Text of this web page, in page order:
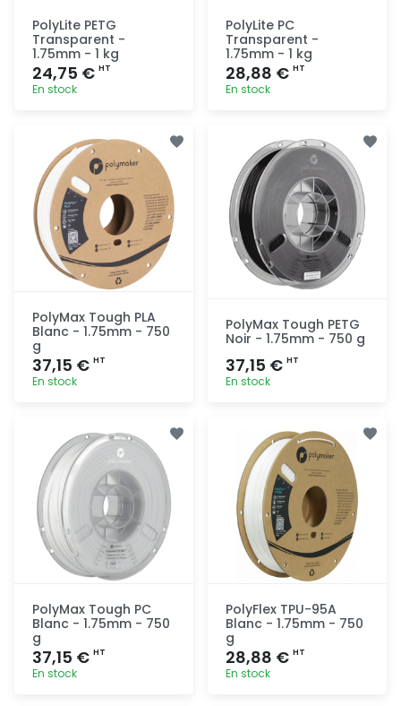
PolyLite PETG
Transparent -
1.75mm - 1 kg
24,75 € HT
En stock
rapide
PolyLite PC
Transparent -
1.75mm - 1 kg
28,88 € HT
En stock
rapide
PolyMax Tough PLA
Blanc - 1.75mm - 750
g
37,15 € HT
En stock
rapide
PolyMax Tough PETG
Noir - 1.75mm - 750 g
37,15 € HT
En stock
rapide
PolyMax Tough PC
Blanc - 1.75mm - 750
g
37,15 € HT
En stock
PolyFlex TPU-95A
Blanc - 1.75mm - 750
g
28,88 € HT
En stock